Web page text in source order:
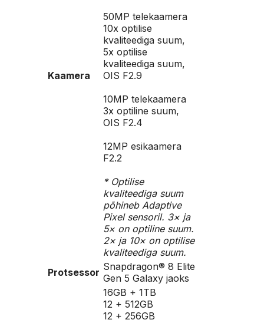
Kaamera
50MP telekaamera
10x optilise
kvaliteediga suum,
5x optilise
kvaliteediga suum,
OIS F2.9
10MP telekaamera
3x optiline suum,
OIS F2.4
12MP esikaamera
F2.2
* Optilise
kvaliteediga suum
põhineb Adaptive
Pixel sensoril. 3× ja
5× on optiline suum.
2× ja 10× on optilise
kvaliteediga suum.
Protsessor Snapdragon® 8 Elite
Gen 5 Galaxy jaoks
16GB + 1TB
12 + 512GB
12 + 256GB